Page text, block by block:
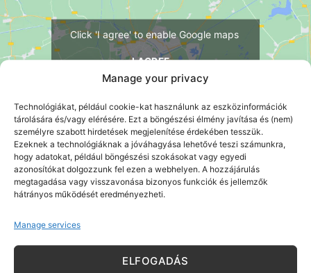
Manage your privacy
Technológiákat, például cookie-kat használunk az eszközinformációk
tárolására és/vagy elérésére. Ezt a böngészési élmény javítása és (nem)
személyre szabott hirdetések megjelenítése érdekében tesszük.
Ezeknek a technológiáknak a jóváhagyása lehetővé teszi számunkra,
hogy adatokat, például böngészési szokásokat vagy egyedi
azonosítókat dolgozzunk fel ezen a webhelyen. A hozzájárulás
megtagadása vagy visszavonása bizonyos funkciók és jellemzők
hátrányos működését eredményezheti.
Manage services
ELFOGADÁS
Click 'I agree' to enable Google maps
I AGREE
ÍRJON NEKÜNK